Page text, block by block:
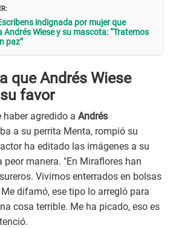
indignada por mujer que
Andrés Wiese y su mascota: “Tratemos
paz”
que Andrés Wiese
favor
agredido a Andrés
a su perrita Menta, rompió su
ha editado las imágenes a su
peor manera. "En Miraflores han
Vivimos enterrados en bolsas
difamó, ese tipo lo arregló para
cosa terrible. Me ha picado, eso es